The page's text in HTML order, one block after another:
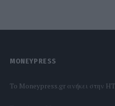
MONEYPRESS
To Moneypress.gr ανήκει στην